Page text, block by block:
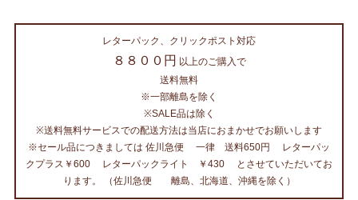
レターパック、クリックポスト対応
８８００円 以上のご購入で
送料無料
※一部離島を除く
※SALE品は除く
※送料無料サービスでの配送方法は当店におまかせでお願いします
※セール品につきましては 佐川急便 一律 送料650円 レターパッ
クプラス￥600 レターパックライト ￥430 とさせていただいてお
ります。 （佐川急便 離島、北海道、沖縄を除く）